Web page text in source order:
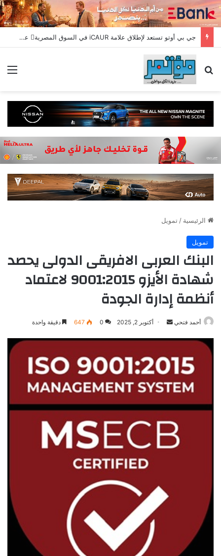
جي بي أوتو تستعد لإطلاق علامة iCAUR في السوق المصرية علامة عالمية جديدة لسيارات الطاقة الجديدة تجمع بين التكنولوجيا الذكية والتصميم الجريء وروح المغامر
بحث عن
الرئيسية / تمويل
تمويل
البنك العربى الافريقى الدولى يحصد
شهادة الأيزو 9001:2015 لاعتماد
أنظمة إدارة الجودة
أحمد فتحي
أرسل أكتوبر 2, 2025 0
647 دقيقة واحدة